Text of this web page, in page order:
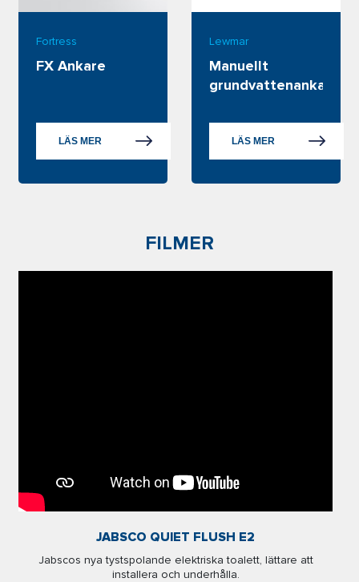
Fortress
FX Ankare
LÄS MER
Lewmar
Manuellt
grundvattenankare
LÄS MER
FILMER
JABSCO QUIET FLUSH E2
Jabscos nya tystspolande elektriska toalett, lättare att
installera och underhålla.